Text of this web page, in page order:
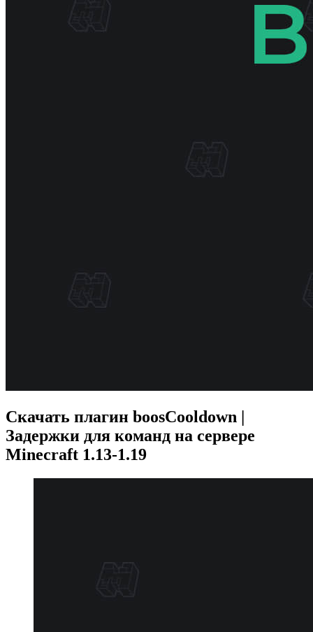
Скачать плагин boosCooldown |
Задержки для команд на сервере
Minecraft 1.13-1.19